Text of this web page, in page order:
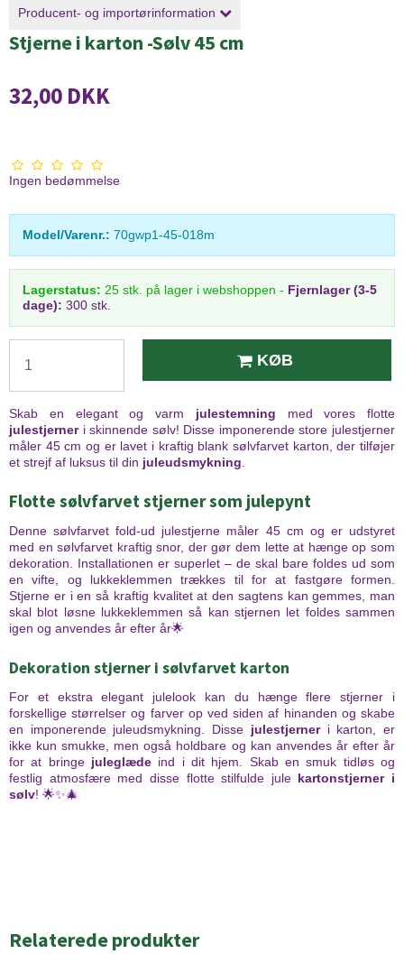
Producent- og importørinformation
Stjerne i karton -Sølv 45 cm
32,00 DKK
Ingen bedømmelse
Model/Varenr.: 70gwp1-45-018m
Lagerstatus: 25 stk. på lager i webshoppen - Fjernlager (3-5
dage): 300 stk.
KØB
Skab en elegant og varm julestemning med vores flotte
julestjerneri skinnende sølv! Disse imponerende store julestjerner
måler 45 cm og er lavet i kraftig blank sølvfarvet karton, der tilføjer
et strejf af luksus til din juleudsmykning.
Flotte sølvfarvet stjerner som julepynt
Denne sølvfarvet fold-ud julestjerne måler 45 cm og er udstyret
med en sølvfarvet kraftig snor, der gør dem lette at hænge op som
dekoration. Installationen er superlet – de skal bare foldes ud som
en vifte, og lukkeklemmen trækkes til for at fastgøre formen.
Stjerne er i en så kraftig kvalitet at den sagtens kan gemmes, man
skal blot løsne lukkeklemmen så kan stjernen let foldes sammen
igen og anvendes år efter år🌟
Dekoration stjerner i sølvfarvet karton
For et ekstra elegant julelook kan du hænge flere stjerner i
forskellige størrelser og farver op ved siden af hinanden og skabe
en imponerende juleudsmykning. Disse julestjerneri karton, er
ikke kun smukke, men også holdbare og kan anvendes år efter år
for at bringe juleglæde ind i dit hjem. Skab en smuk tidløs og
festlig atmosfære med disse flotte stilfulde jule kartonstjerner i
sølv! 🌟✨🎄
Relaterede produkter